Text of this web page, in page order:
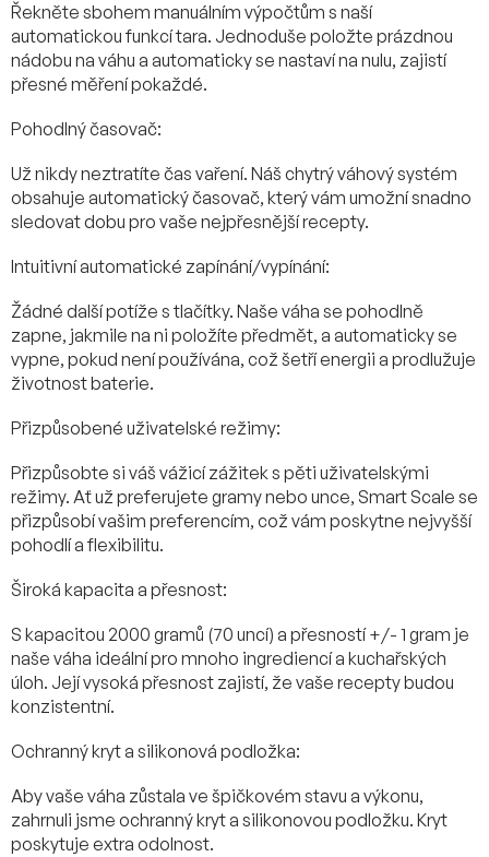
Řekněte sbohem manuálním výpočtům s naší
automatickou funkcí tara. Jednoduše položte prázdnou
nádobu na váhu a automaticky se nastaví na nulu, zajistí
přesné měření pokaždé.
Pohodlný časovač:
Už nikdy neztratíte čas vaření. Náš chytrý váhový systém
obsahuje automatický časovač, který vám umožní snadno
sledovat dobu pro vaše nejpřesnější recepty.
Intuitivní automatické zapínání/vypínání:
Žádné další potíže s tlačítky. Naše váha se pohodlně
zapne, jakmile na ni položíte předmět, a automaticky se
vypne, pokud není používána, což šetří energii a prodlužuje
životnost baterie.
Přizpůsobené uživatelské režimy:
Přizpůsobte si váš vážicí zážitek s pěti uživatelskými
režimy. Ať už preferujete gramy nebo unce, Smart Scale se
přizpůsobí vašim preferencím, což vám poskytne nejvyšší
pohodlí a flexibilitu.
Široká kapacita a přesnost:
S kapacitou 2000 gramů (70 uncí) a přesností +/- 1 gram je
naše váha ideální pro mnoho ingrediencí a kuchařských
úloh. Její vysoká přesnost zajistí, že vaše recepty budou
konzistentní.
Ochranný kryt a silikonová podložka:
Aby vaše váha zůstala ve špičkovém stavu a výkonu,
zahrnuli jsme ochranný kryt a silikonovou podložku. Kryt
poskytuje extra odolnost.